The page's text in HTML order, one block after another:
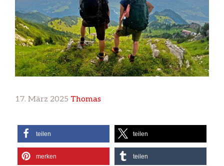
17. März 2025 Thomas
teilen teilen
merken teilen